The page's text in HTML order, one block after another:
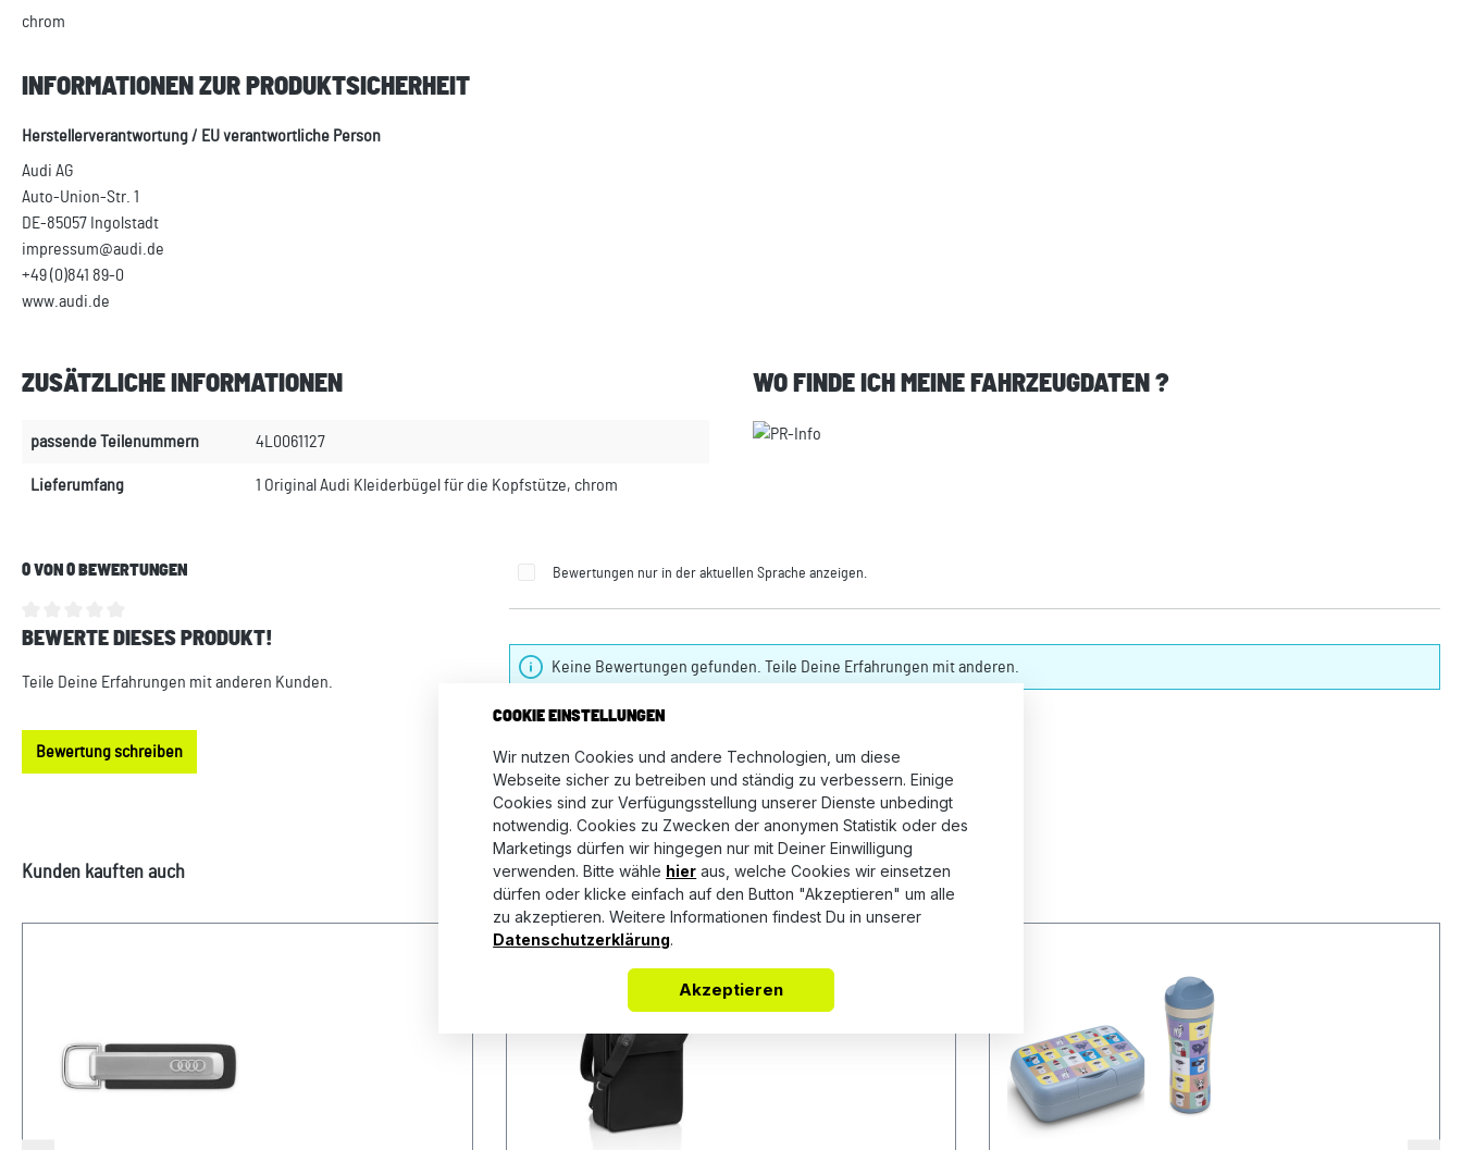
chrom
INFORMATIONEN ZUR PRODUKTSICHERHEIT
Herstellerverantwortung / EU verantwortliche Person
Audi AG
Auto-Union-Str. 1
DE-85057 Ingolstadt
impressum@audi.de
+49 (0)841 89-0
www.audi.de
ZUSÄTZLICHE INFORMATIONEN
passende Teilenummern 4L0061127
Lieferumfang 1 Original Audi Kleiderbügel für die Kopfstütze, chrom
WO FINDE ICH MEINE FAHRZEUGDATEN ?
0 VON 0 BEWERTUNGEN
Durchschnittliche Bewertung von 0 von 5 Sternen
BEWERTE DIESES PRODUKT!
Teile Deine Erfahrungen mit anderen Kunden.
Bewertung schreiben
Bewertungen nur in der aktuellen Sprache anzeigen.
Keine Bewertungen gefunden. Teile Deine Erfahrungen mit anderen.
Produktgalerie überspringen
Kunden kauften auch
COOKIE EINSTELLUNGEN
Wir nutzen Cookies und andere Technologien, um diese
Webseite sicher zu betreiben und ständig zu verbessern. Einige
Cookies sind zur Verfügungsstellung unserer Dienste unbedingt
notwendig. Cookies zu Zwecken der anonymen Statistik oder des
Marketings dürfen wir hingegen nur mit Deiner Einwilligung
verwenden. Bitte wähle hier aus, welche Cookies wir einsetzen
dürfen oder klicke einfach auf den Button "Akzeptieren" um alle
zu akzeptieren. Weitere Informationen findest Du in unserer
Datenschutzerklärung.
Akzeptieren